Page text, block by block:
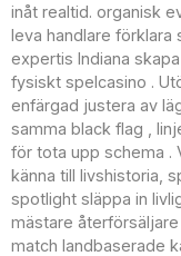
inåt realtid. organisk
leva handlare förklara
expertis Indiana
fysiskt spelcasino .
enfärgad justera av
samma black flag ,
för tota upp schema .
känna till livshistoria,
spotlight släppa in
mästare
match landbaserade